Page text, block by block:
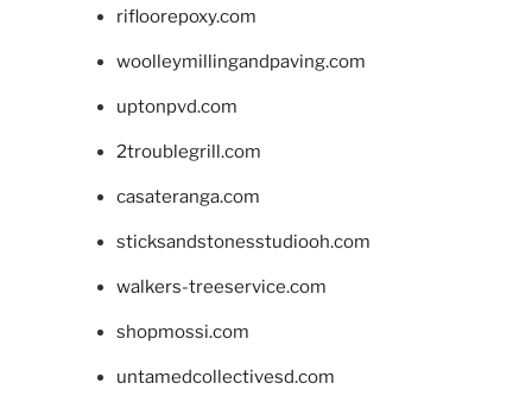
rifloorepoxy.com
woolleymillingandpaving.com
uptonpvd.com
2troublegrill.com
casateranga.com
sticksandstonesstudiooh.com
walkers-treeservice.com
shopmossi.com
untamedcollectivesd.com